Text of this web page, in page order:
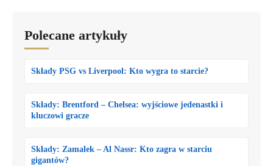
Polecane artykuły
Składy PSG vs Liverpool: Kto wygra to starcie?
Składy: Brentford – Chelsea: wyjściowe jedenastki i
kluczowi gracze
Składy: Zamalek – Al Nassr: Kto zagra w starciu
gigantów?